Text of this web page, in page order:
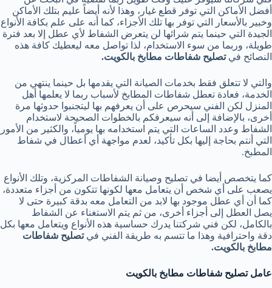
أفضل الأماكن التي توفر قطع غيار، وهذا لأنه أيضاً عليم بتلك الأماكن
وخبير بالأسعار التي توفر بها تلك الأجزاء، كما أنه على علم بكافة الأنواع
الجيدة التي حينما يتم شرائها لن يتعرض الشفاط لأي عطل إلا بعد فترة
طويلة، وربما من سوء الاستخدام، لذا تواصل معه ليعطيك كافة هذه
النصائح فيتصليح شفاطات مطابخ بالكويت.
والتي لا تتعلق فقط بخدمات الصيانة التي يقدمها بل حينما ينتهي من
الخدمة، فعادة تعطل شفاطات المطابخ لأسباب ربما لا يعلمها أهل
المنزل لكن الفني سيحرص على أن يعرفهم بها ليتجنبوا حدوثها مرة
أخرى، بالإضافة إلى أنه سيعرفكم بالخطوات الصحيحة لاستخدام
الشفاط وعدد الساعات التي يتم استخدامه بها يومياً، والكثير من الأمور
التي أنتم بحاجة إليها بكل تأكيد، لعدم مواجهة أي أعطال في شفاط
المطبخ.
كما يتخصص أيضا في تصليح وصيانة الشفاطات المركزية، وتلك الأنواع
يصعب على أي شخص أن يتعامل معها لكونها تتكون من أجزاء متعددة،
كما أن أي عطل موجود بها لابد من التعامل معه بدقة كبيرة حتى لا
يصل العطل إلى أجزاء أخرى، من ثم يتم الاستغناء عن الشفاط
بالكامل، لكن فني شركتنا يدرك حساسية هذه الأنواع ويتعامل معها بكل
دقة واحترافية وهذا ما تتسم به طريقة الفني فيتصليح شفاطات
مطابخ بالكويت.
عامل تصليح شفاطات مطابخ بالكويت